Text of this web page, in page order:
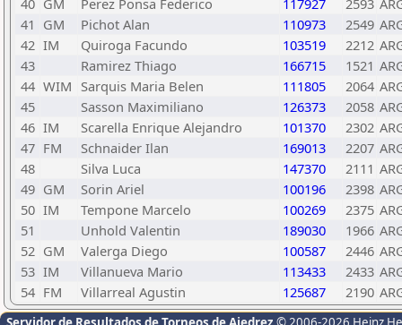
40 GM Perez Ponsa Federico 117927 2593
41 GM Pichot Alan 110973 2549
42 IM Quiroga Facundo 103519 2212
43
Ramirez Thiago 166715 1521
44 WIM Sarquis Maria Belen 111805 2064
45
Sasson Maximiliano 126373 2058
46 IM Scarella Enrique Alejandro 101370 2302
47 FM Schnaider Ilan 169013 2207
48
Silva Luca 147370 2111
49 GM Sorin Ariel 100196 2398
50 IM Tempone Marcelo 100269 2375
51
Unhold Valentin 189030 1966
52 GM Valerga Diego 100587 2446
53 IM Villanueva Mario 113433 2433
54 FM Villarreal Agustin 125687 2190